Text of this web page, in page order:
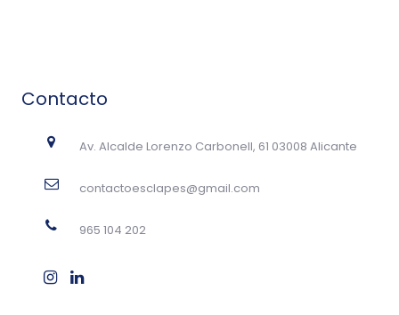
Contacto
Av. Alcalde Lorenzo Carbonell, 61 03008 Alicante
contactoesclapes@gmail.com
965 104 202